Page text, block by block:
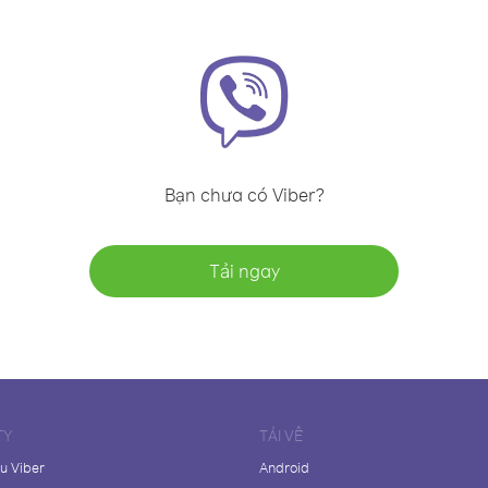
Bạn chưa có Viber?
Tải ngay
Viber
TẢI VỀ
Android